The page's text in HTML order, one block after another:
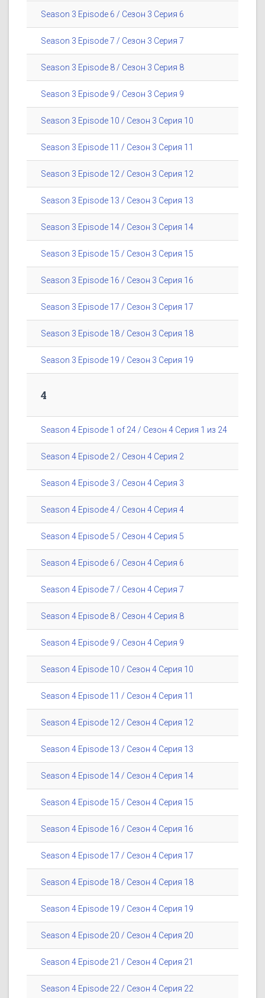
Season 3 Episode 6 / Сезон 3 Серия 6
Season 3 Episode 7 / Сезон 3 Серия 7
Season 3 Episode 8 / Сезон 3 Серия 8
Season 3 Episode 9 / Сезон 3 Серия 9
Season 3 Episode 10 / Сезон 3 Серия 10
Season 3 Episode 11 / Сезон 3 Серия 11
Season 3 Episode 12 / Сезон 3 Серия 12
Season 3 Episode 13 / Сезон 3 Серия 13
Season 3 Episode 14 / Сезон 3 Серия 14
Season 3 Episode 15 / Сезон 3 Серия 15
Season 3 Episode 16 / Сезон 3 Серия 16
Season 3 Episode 17 / Сезон 3 Серия 17
Season 3 Episode 18 / Сезон 3 Серия 18
Season 3 Episode 19 / Сезон 3 Серия 19
4
Season 4 Episode 1 of 24 / Сезон 4 Серия 1 из 24
Season 4 Episode 2 / Сезон 4 Серия 2
Season 4 Episode 3 / Сезон 4 Серия 3
Season 4 Episode 4 / Сезон 4 Серия 4
Season 4 Episode 5 / Сезон 4 Серия 5
Season 4 Episode 6 / Сезон 4 Серия 6
Season 4 Episode 7 / Сезон 4 Серия 7
Season 4 Episode 8 / Сезон 4 Серия 8
Season 4 Episode 9 / Сезон 4 Серия 9
Season 4 Episode 10 / Сезон 4 Серия 10
Season 4 Episode 11 / Сезон 4 Серия 11
Season 4 Episode 12 / Сезон 4 Серия 12
Season 4 Episode 13 / Сезон 4 Серия 13
Season 4 Episode 14 / Сезон 4 Серия 14
Season 4 Episode 15 / Сезон 4 Серия 15
Season 4 Episode 16 / Сезон 4 Серия 16
Season 4 Episode 17 / Сезон 4 Серия 17
Season 4 Episode 18 / Сезон 4 Серия 18
Season 4 Episode 19 / Сезон 4 Серия 19
Season 4 Episode 20 / Сезон 4 Серия 20
Season 4 Episode 21 / Сезон 4 Серия 21
Season 4 Episode 22 / Сезон 4 Серия 22